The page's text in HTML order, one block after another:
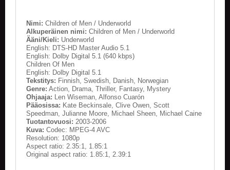
Nimi: Children of Men / Underworld
Alkuperäinen nimi: Children of Men / Underworld
Ääni/Kieli: Underworld
English: DTS-HD Master Audio 5.1
English: Dolby Digital 5.1 (640 kbps)
Children Of Men
English: Dolby Digital 5.1
Tekstitys: Finnish, Swedish, Danish, Norwegian
Genre: Action, Drama, Thriller, Fantasy, Mystery
Ohjaaja: Len Wiseman, Alfonso Cuarón
Pääosissa: Kate Beckinsale, Clive Owen, Scott
Speedman, Julianne Moore, Michael Sheen, Michael Caine
Tuotantovuosi: 2003-2006
Kuva: Codec: MPEG-4 AVC
Resolution: 1080p
Aspect ratio: 2.35:1, 1.85:1
Original aspect ratio: 1.85:1, 2.39:1